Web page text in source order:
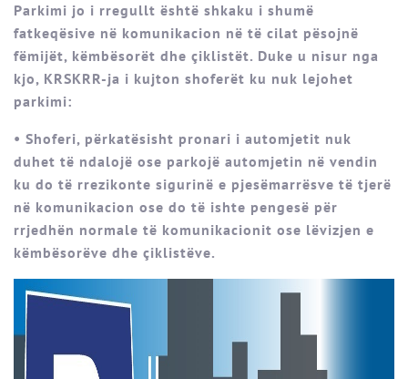
Parkimi jo i rregullt është shkaku i shumë
fatkeqësive në komunikacion në të cilat pësojnë
fëmijët, këmbësorët dhe çiklistët. Duke u nisur nga
kjo, KRSKRR-ja i kujton shoferët ku nuk lejohet
parkimi:
• Shoferi, përkatësisht pronari i automjetit nuk
duhet të ndalojë ose parkojë automjetin në vendin
ku do të rrezikonte sigurinë e pjesëmarrësve të tjerë
në komunikacion ose do të ishte pengesë për
rrjedhën normale të komunikacionit ose lëvizjen e
këmbësorëve dhe çiklistëve.